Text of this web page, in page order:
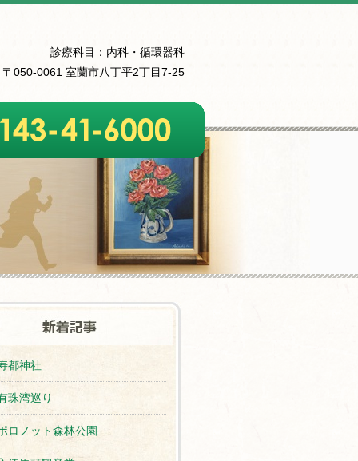
診療科目：内科・循環器科
〒050-0061 室蘭市八丁平2丁目7-25
都神社
珠湾巡り
ロノット森林公園